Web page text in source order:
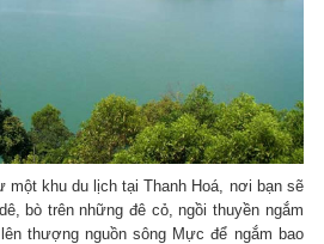
một khu du lịch tại Thanh Hoá, nơi bạn sẽ
bò trên những đê cỏ, ngồi thuyền ngắm
thượng nguồn sông Mực để ngắm bao